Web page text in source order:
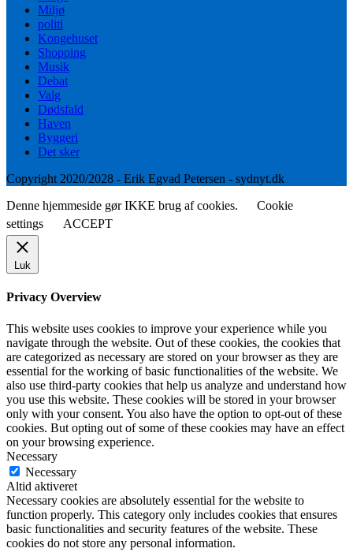
Miljø
politi
Kongehuset
Shopping
Musik
Debat
Valg
Dødsfald
Haven
Byggeri
Det sker
Copyright 2020/2028 - Erik Egvad Petersen - sydnyt.dk
Denne hjemmeside gør IKKE brug af cookies.
Cookie
settings
ACCEPT
Luk
Privacy Overview
This website uses cookies to improve your experience while you
navigate through the website. Out of these cookies, the cookies that
are categorized as necessary are stored on your browser as they are
essential for the working of basic functionalities of the website. We
also use third-party cookies that help us analyze and understand how
you use this website. These cookies will be stored in your browser
only with your consent. You also have the option to opt-out of these
cookies. But opting out of some of these cookies may have an effect
on your browsing experience.
Necessary
Necessary
Altid aktiveret
Necessary cookies are absolutely essential for the website to
function properly. This category only includes cookies that ensures
basic functionalities and security features of the website. These
cookies do not store any personal information.